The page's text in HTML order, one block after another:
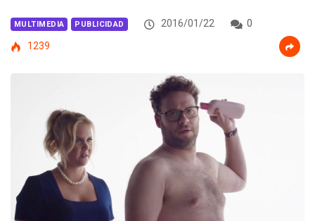
MULTIMEDIA PUBLICIDAD 2016/01/22
0
1239